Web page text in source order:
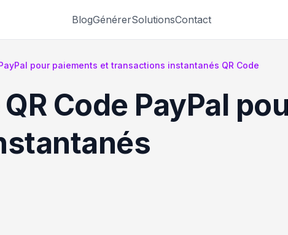
BlogGénérerSolutionsContact
pour paiements et transactions instantanés QR Code
Code PayPal